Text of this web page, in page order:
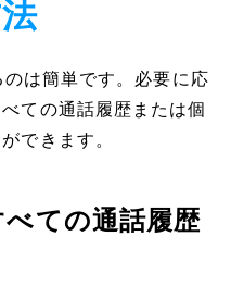
は簡単です。必要に応
ての通話履歴または個
できます。
べての通話履歴